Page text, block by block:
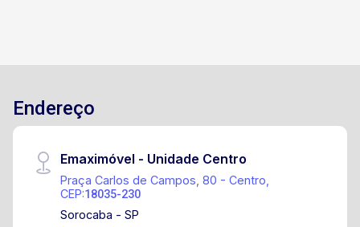
Endereço
Emaximóvel - Unidade Centro
Praça Carlos de Campos, 80 - Centro,
CEP:18035-230
Sorocaba - SP